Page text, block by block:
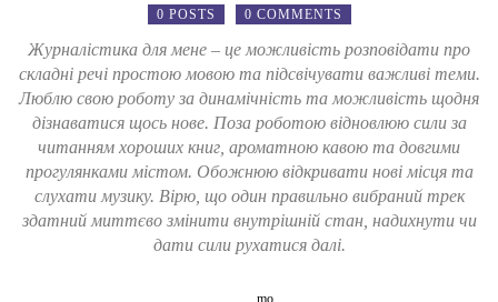
0 POSTS 0 COMMENTS
Журналістика для мене – це можливість розповідати про
складні речі простою мовою та підсвічувати важливі теми.
Люблю свою роботу за динамічність та можливість щодня
дізнаватися щось нове. Поза роботою відновлюю сили за
читанням хороших книг, ароматною кавою та довгими
прогулянками містом. Обожнюю відкривати нові місця та
слухати музику. Вірю, що один правильно вибраний трек
здатний миттєво змінити внутрішній стан, надихнути чи
дати сили рухатися далі.